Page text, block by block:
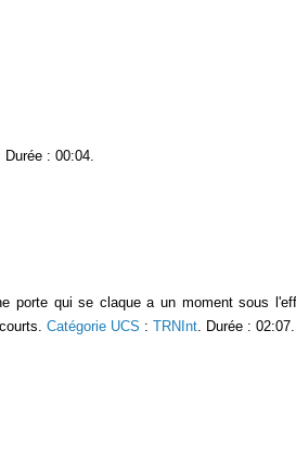
. Durée : 00:04.
porte qui se claque a un moment sous
Catégorie UCS : TRNInt . Durée : 02:07.